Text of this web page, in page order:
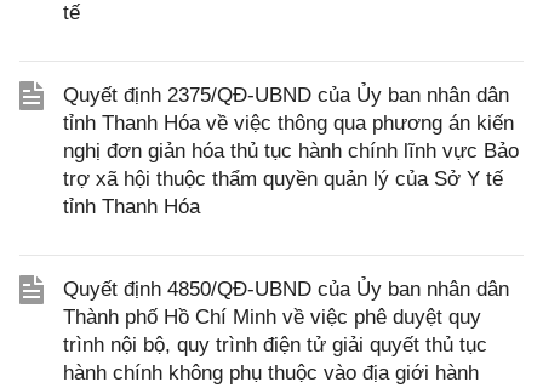
tế
Quyết định 2375/QĐ-UBND của Ủy ban nhân dân
tỉnh Thanh Hóa về việc thông qua phương án kiến
nghị đơn giản hóa thủ tục hành chính lĩnh vực Bảo
trợ xã hội thuộc thẩm quyền quản lý của Sở Y tế
tỉnh Thanh Hóa
Quyết định 4850/QĐ-UBND của Ủy ban nhân dân
Thành phố Hồ Chí Minh về việc phê duyệt quy
trình nội bộ, quy trình điện tử giải quyết thủ tục
hành chính không phụ thuộc vào địa giới hành